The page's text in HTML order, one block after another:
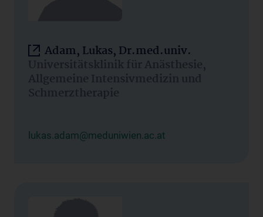
Adam, Lukas, Dr.med.univ.
Universitätsklinik für Anästhesie,
Allgemeine Intensivmedizin und
Schmerztherapie
lukas.adam@meduniwien.ac.at